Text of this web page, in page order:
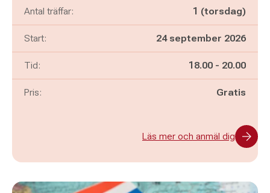
Antal träffar: 1 (torsdag)
Start: 24 september 2026
Tid: Pågår mellan
18.00 - och
20.00
Pris: Gratis
Läs mer och anmäl dig